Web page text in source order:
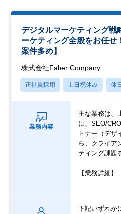
デジタルマーケティング戦
ーケティング全般をお任せ
案件多め】
株式会社Faber Company
正社員採用 土日祝休み 休
業務内容
主な業務は、
に、SEO/
トナー（デザ
ら、クライア
ティング課題
【業務詳細】
下記いずれか